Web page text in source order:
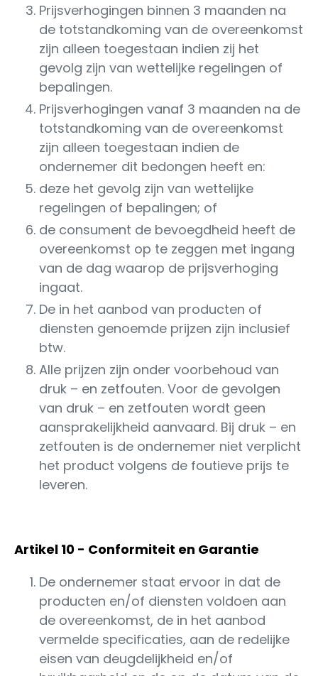
Prijsverhogingen binnen 3 maanden na
de totstandkoming van de overeenkomst
zijn alleen toegestaan indien zij het
gevolg zijn van wettelijke regelingen of
bepalingen.
Prijsverhogingen vanaf 3 maanden na de
totstandkoming van de overeenkomst
zijn alleen toegestaan indien de
ondernemer dit bedongen heeft en:
deze het gevolg zijn van wettelijke
regelingen of bepalingen; of
de consument de bevoegdheid heeft de
overeenkomst op te zeggen met ingang
van de dag waarop de prijsverhoging
ingaat.
De in het aanbod van producten of
diensten genoemde prijzen zijn inclusief
btw.
Alle prijzen zijn onder voorbehoud van
druk – en zetfouten. Voor de gevolgen
van druk – en zetfouten wordt geen
aansprakelijkheid aanvaard. Bij druk – en
zetfouten is de ondernemer niet verplicht
het product volgens de foutieve prijs te
leveren.
Artikel 10 - Conformiteit en Garantie
De ondernemer staat ervoor in dat de
producten en/of diensten voldoen aan
de overeenkomst, de in het aanbod
vermelde specificaties, aan de redelijke
eisen van deugdelijkheid en/of